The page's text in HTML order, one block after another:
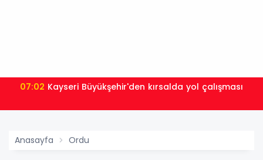
07:02 Kayseri Büyükşehir'den kırsalda yol çalışması
Anasayfa Ordu